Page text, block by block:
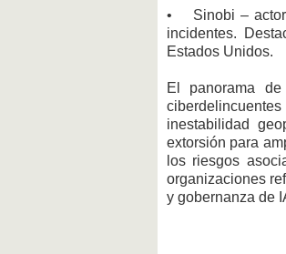
• Sinobi – actor
incidentes.
Estados Unidos.
El panorama
inestabilidad
extorsión para
los riesgos
organizaciones
y gobernanza de